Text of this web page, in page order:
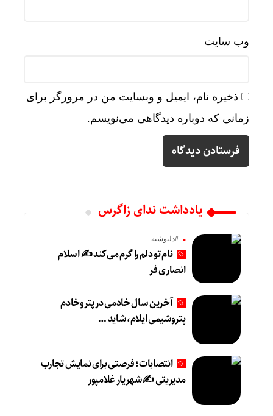
وب‌ سایت
ذخیره نام، ایمیل و وبسایت من در مرورگر برای
زمانی که دوباره دیدگاهی می‌نویسم.
یادداشت ندای زاگرس
#دلنوشته
نام تو دلم را گرم می‌کند ✍️ اسلام
انصاری فر
آخرین سال خادمی در پتروخادم
پتروشیمی ایلام، شاید …
انتصابات؛ فرصتی برای نمایش تجارب
مدیریتی ✍ شهریار غلامپور